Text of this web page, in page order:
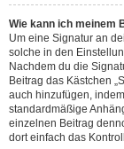
Wie kann ich meinem
Um eine Signatur an
solche in den
Nachdem du die
Beitrag das Kästchen
auch hinzufügen,
standardmäßige
einzelnen Beitrag
dort einfach das